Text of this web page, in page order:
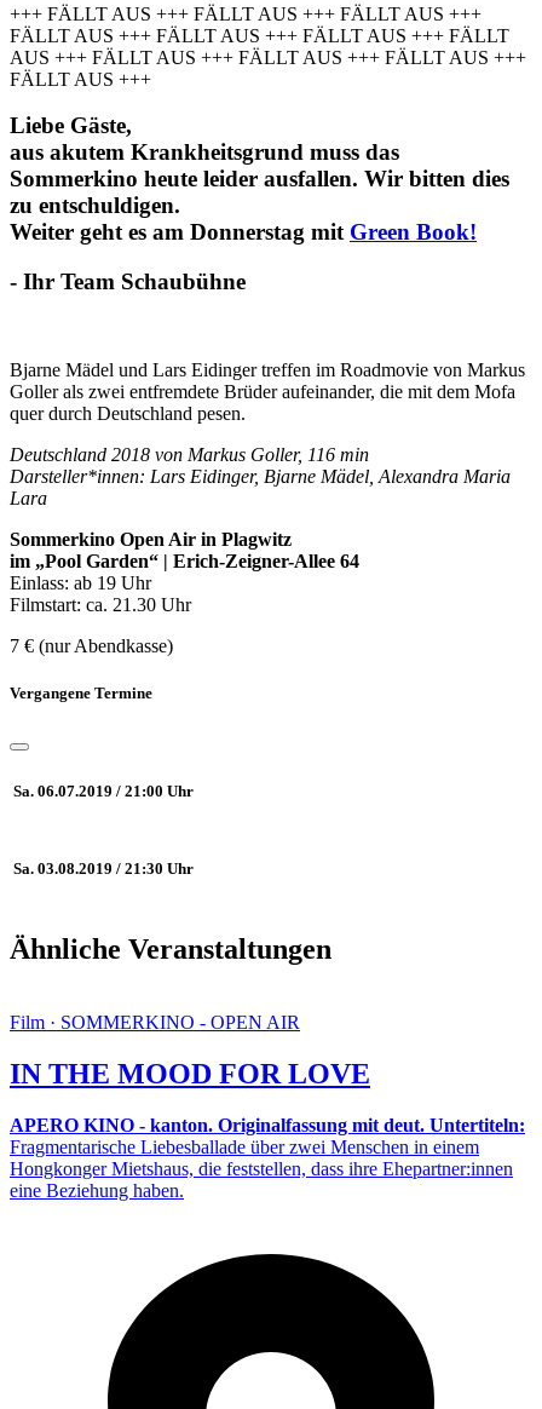
+++ FÄLLT AUS +++ FÄLLT AUS +++ FÄLLT AUS +++
FÄLLT AUS +++ FÄLLT AUS +++ FÄLLT AUS +++ FÄLLT
AUS +++ FÄLLT AUS +++ FÄLLT AUS +++ FÄLLT AUS +++
FÄLLT AUS +++
Liebe Gäste,
aus akutem Krankheitsgrund muss das
Sommerkino heute leider ausfallen. Wir bitten dies
zu entschuldigen.
Weiter geht es am Donnerstag mit Green Book!
- Ihr Team Schaubühne
Bjarne Mädel und Lars Eidinger treffen im Roadmovie von Markus
Goller als zwei entfremdete Brüder aufeinander, die mit dem Mofa
quer durch Deutschland pesen.
Deutschland 2018 von Markus Goller, 116 min
Darsteller*innen: Lars Eidinger, Bjarne Mädel, Alexandra Maria
Lara
Sommerkino Open Air in Plagwitz
im „Pool Garden“ | Erich-Zeigner-Allee 64
Einlass: ab 19 Uhr
Filmstart: ca. 21.30 Uhr
7 € (nur Abendkasse)
Vergangene Termine
Sa. 06.07.2019 / 21:00 Uhr
Sa. 03.08.2019 / 21:30 Uhr
Ähnliche Veranstaltungen
Film · SOMMERKINO - OPEN AIR
IN THE MOOD FOR LOVE
APERO KINO - kanton. Originalfassung mit deut. Untertiteln:
Fragmentarische Liebesballade über zwei Menschen in einem
Hongkonger Mietshaus, die feststellen, dass ihre Ehepartner:innen
eine Beziehung haben.